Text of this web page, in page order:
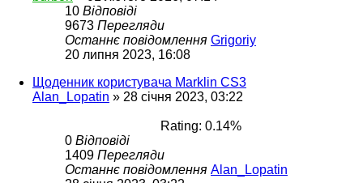
10 Відповіді
9673 Перегляди
Останнє повідомлення Grigoriy
20 липня 2023, 16:08
Щоденник користувача Marklin CS3
Alan_Lopatin » 28 січня 2023, 03:22
Rating: 0.14%
0 Відповіді
1409 Перегляди
Останнє повідомлення Alan_Lopatin